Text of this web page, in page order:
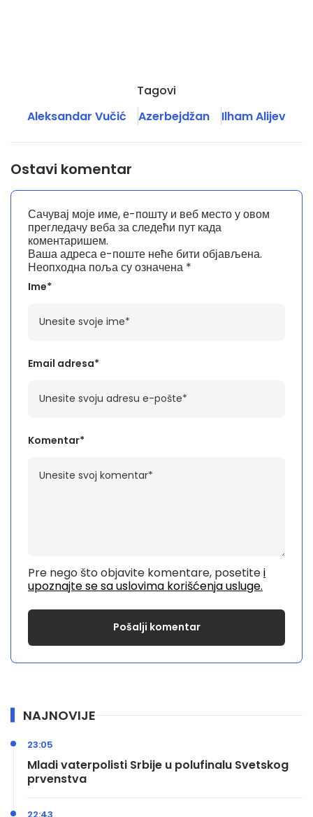
Tagovi
Aleksandar Vučić
Azerbejdžan Ilham Alijev
Ostavi komentar
Ваша адреса е-поште неће бити објављена.
Неопходна поља су означена *
Komentar*
Pre nego što objavite komentare, posetitei
upoznajte se sa uslovima korišćenja usluge.
Ime*
Email adresa*
Сачувај моје име, е-пошту и веб место у овом
прегледачу веба за следећи пут када
коментаришем.
NAJNOVIJE
Mladi vaterpolisti Srbije u polufinalu Svetskog
prvenstva
23:05
22:43